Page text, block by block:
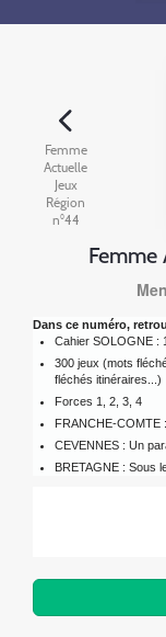
Femme
Actuelle
Jeux
Région
n°44
Femme
Dans ce numéro,
Cahier SOLOGNE :
300 jeux (mots
fléchés itinéraires...)
Forces 1, 2, 3, 4
FRANCHE-COMTE
CEVENNES : Un
BRETAGNE : Sous